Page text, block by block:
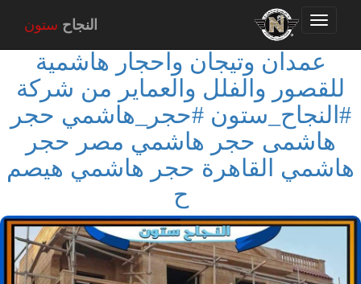
Toggle
navigation
النجاح ستون
عمدان وتيجان واحجار هاشمية
للقصور والفلل والعماير من شركة
#النجاح_ستون #حجر_هاشمي حجر
هاشمى حجر هاشمي مصر حجر
هاشمي القاهرة حجر هاشمي هيصم
ح